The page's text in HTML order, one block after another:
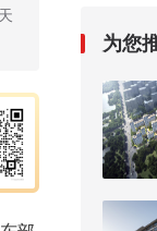
为您